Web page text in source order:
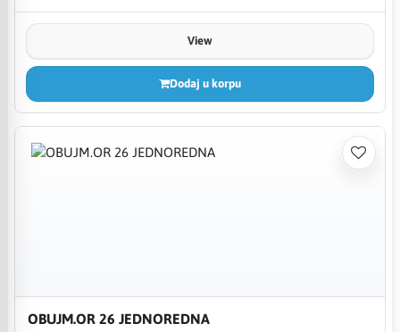
View
Dodaj u korpu
OBUJM.OR 26 JEDNOREDNA